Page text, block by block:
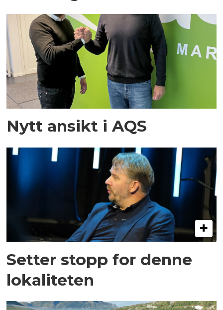
Nytt ansikt i AQS
Setter stopp for denne
lokaliteten